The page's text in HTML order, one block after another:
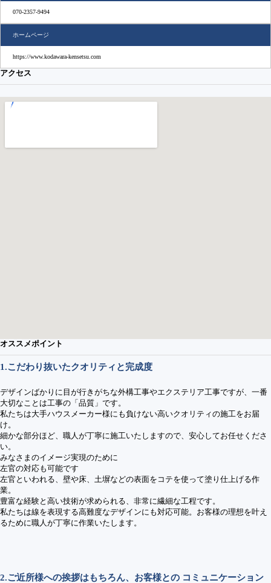
070-2357-9494
ホームページ
https://www.kodawara-kensetsu.com
アクセス
オススメポイント
1.こだわり抜いたクオリティと完成度
デザインばかりに目が行きがちな外構工事やエクステリア工事ですが、一番
大切なことは工事の「品質」です。
私たちは大手ハウスメーカー様にも負けない高いクオリティの施工をお届
け。
細かな部分ほど、職人が丁寧に施工いたしますので、安心してお任せくださ
い。
みなさまのイメージ実現のために
左官の対応も可能です
左官といわれる、壁や床、土塀などの表面をコテを使って塗り仕上げる作
業。
豊富な経験と高い技術が求められる、非常に繊細な工程です。
私たちは線を表現する高難度なデザインにも対応可能。お客様の理想を叶え
るために職人が丁寧に作業いたします。
2.ご近所様への挨拶はもちろん、お客様との コミュニケーション